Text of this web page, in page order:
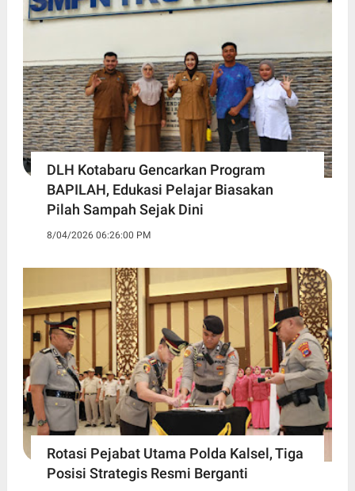
DLH Kotabaru Gencarkan Program
BAPILAH, Edukasi Pelajar Biasakan
Pilah Sampah Sejak Dini
8/04/2026 06:26:00 PM
Rotasi Pejabat Utama Polda Kalsel, Tiga
Posisi Strategis Resmi Berganti